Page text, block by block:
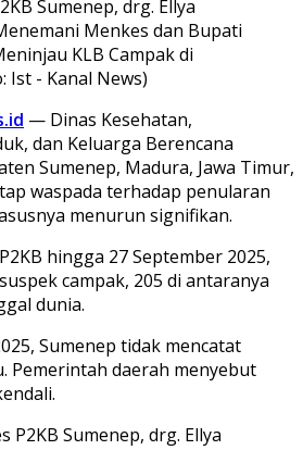
Sumenep, drg. Ellya
Menkes dan Bupati
KLB Campak di
Ist - Kanal News)
— Dinas Kesehatan,
dan Keluarga Berencana
Sumenep, Madura, Jawa Timur,
waspada terhadap penularan
menurun signifikan.
hingga 27 September 2025,
campak, 205 di antaranya
dunia.
Sumenep tidak mencatat
Pemerintah daerah menyebut
P2KB Sumenep, drg. Ellya